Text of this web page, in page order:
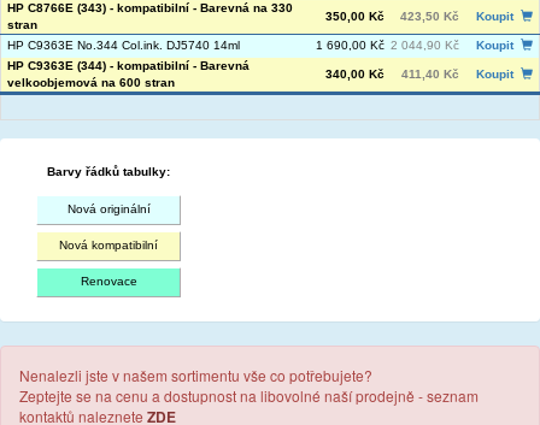
HP C8766E (343) - kompatibilní - Barevná na 330
stran
350,00 Kč 423,50 Kč Koupit
HP C9363E No.344 Col.ink. DJ5740 14ml 1 690,00 Kč 2 044,90 Kč
Koupit
HP C9363E (344) - kompatibilní - Barevná
velkoobjemová na 600 stran
340,00 Kč 411,40 Kč Koupit
Barvy řádků tabulky:
Nová originální
Nová kompatibilní
Renovace
Nenalezli jste v našem sortimentu vše co potřebujete?
Zeptejte se na cenu a dostupnost na libovolné naší prodejně - seznam
kontaktů naleznete ZDE